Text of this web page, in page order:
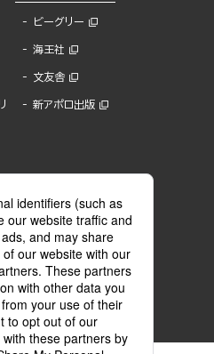
ビーグリー
海王社
文友舎
新アポロ出版